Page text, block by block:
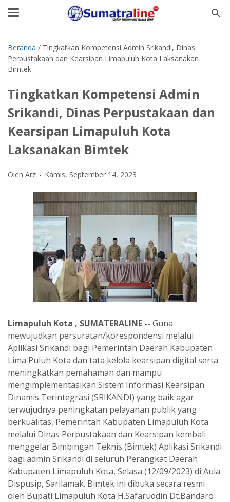
Beranda / Tingkatkan Kompetensi Admin Srikandi, Dinas
Perpustakaan dan Kearsipan Limapuluh Kota Laksanakan
Bimtek
Tingkatkan Kompetensi Admin
Srikandi, Dinas Perpustakaan dan
Kearsipan Limapuluh Kota
Laksanakan Bimtek
Oleh Arz Kamis, September 14, 2023
Limapuluh Kota , SUMATERALINE -- Guna
mewujudkan persuratan/korespondensi melalui
Aplikasi Srikandi bagi Pemerintah Daerah Kabupaten
Lima Puluh Kota dan tata kelola kearsipan digital serta
meningkatkan pemahaman dan mampu
mengimplementasikan Sistem Informasi Kearsipan
Dinamis Terintegrasi (SRIKANDI) yang baik agar
terwujudnya peningkatan pelayanan publik yang
berkualitas, Pemerintah Kabupaten Limapuluh Kota
melalui Dinas Perpustakaan dan Kearsipan kembali
menggelar Bimbingan Teknis (Bimtek) Aplikasi Srikandi
bagi admin Srikandi di seluruh Perangkat Daerah
Kabupaten Limapuluh Kota, Selasa (12/09/2023) di Aula
Dispusip, Sarilamak. Bimtek ini dibuka secara resmi
oleh Bupati Limapuluh Kota H.Safaruddin Dt.Bandaro